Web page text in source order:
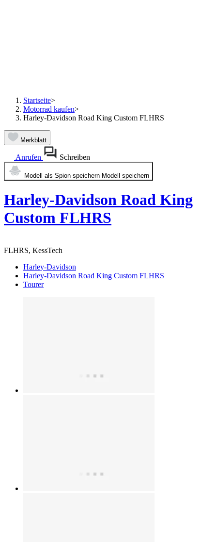
Startseite>
Motorrad kaufen>
Harley-Davidson Road King Custom FLHRS
Merkblatt
Anrufen Schreiben
Modell als Spion speichern Modell speichern
Harley-Davidson Road King
Custom FLHRS
FLHRS, KessTech
Harley-Davidson
Harley-Davidson Road King Custom FLHRS
Tourer